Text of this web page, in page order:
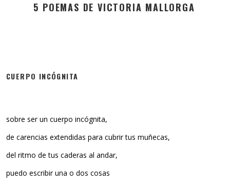
5 POEMAS DE VICTORIA MALLORGA
CUERPO INCÓGNITA
sobre ser un cuerpo incógnita,
de carencias extendidas para cubrir tus muñecas,
del ritmo de tus caderas al andar,
puedo escribir una o dos cosas